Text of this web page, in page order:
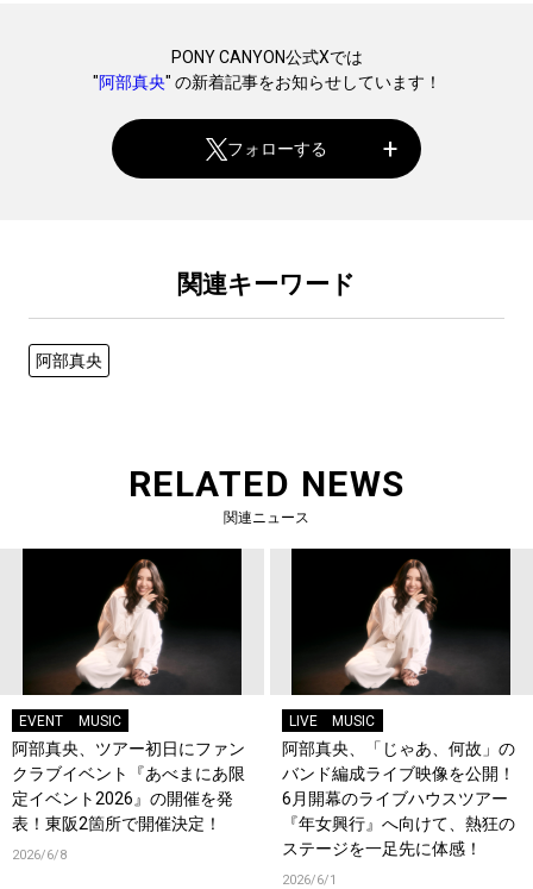
PONY CANYON公式Xでは
"阿部真央" の新着記事をお知らせしています！
フォローする
関連キーワード
阿部真央
RELATED NEWS
関連ニュース
EVENT MUSIC
阿部真央、ツアー初日にファン
クラブイベント『あべまにあ限
定イベント2026』の開催を発
表！東阪2箇所で開催決定！
2026/6/8
LIVE MUSIC
阿部真央、「じゃあ、何故」の
バンド編成ライブ映像を公開！
6月開幕のライブハウスツアー
『年女興行』へ向けて、熱狂の
ステージを一足先に体感！
2026/6/1